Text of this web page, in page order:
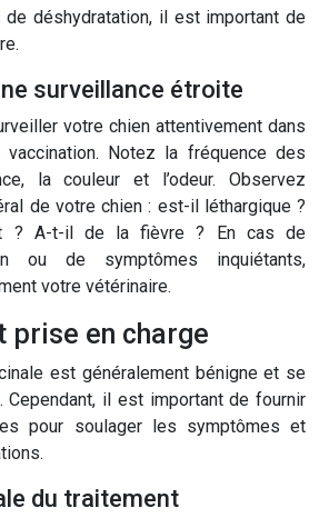
déshydratation, il est important de
surveillance étroite
votre chien attentivement dans
Notez la fréquence des
la couleur et l’odeur. Observez
de votre chien : est-il léthargique ?
? A-t-il de la fièvre ? En cas de
ou de symptômes inquiétants,
votre vétérinaire.
prise en charge
est généralement bénigne et se
Cependant, il est important de fournir
pour soulager les symptômes et
du traitement